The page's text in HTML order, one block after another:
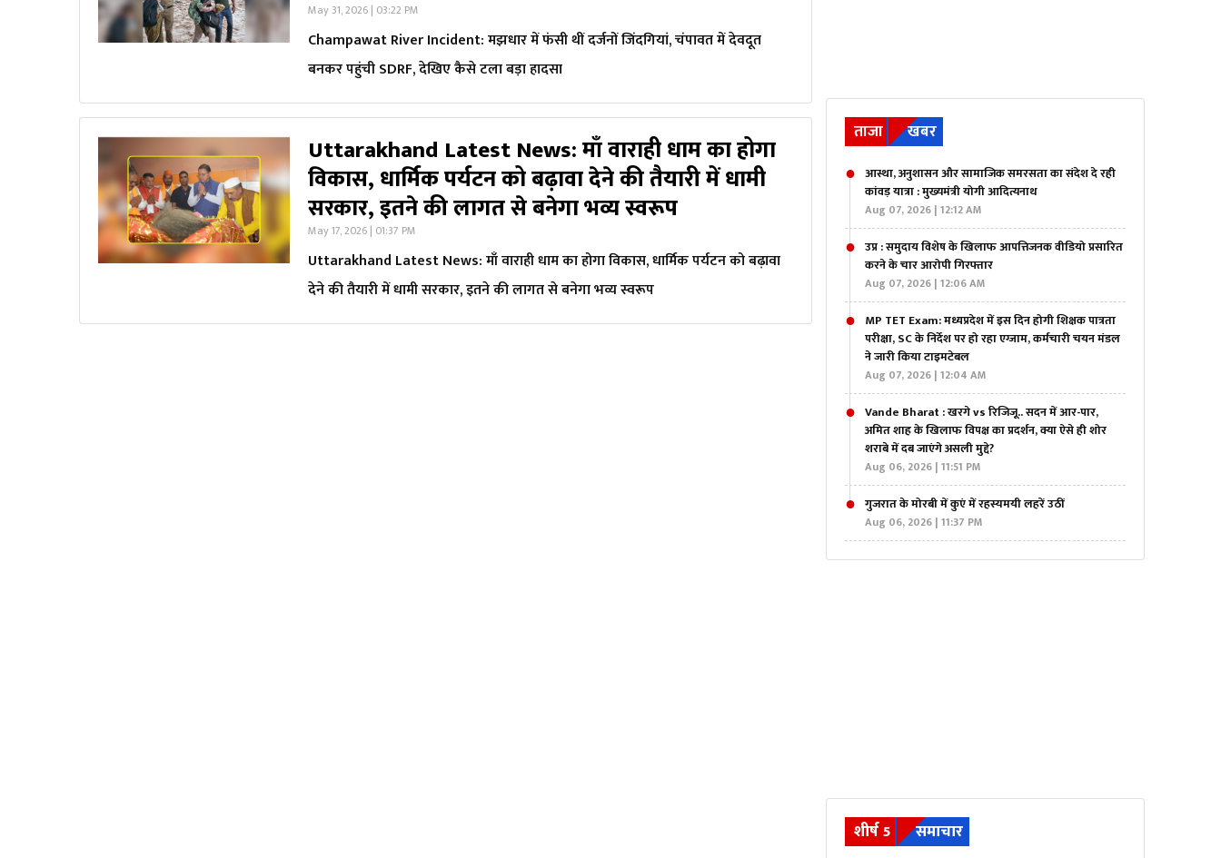
May 31, 2026 | 03:22 PM
Champawat River Incident: मझधार में फंसी थीं दर्जनों जिंदगियां, चंपावत में देवदूत
बनकर पहुंची SDRF, देखिए कैसे टला बड़ा हादसा
Uttarakhand Latest News: माँ वाराही धाम का होगा
विकास, धार्मिक पर्यटन को बढ़ावा देने की तैयारी में धामी
सरकार, इतने की लागत से बनेगा भव्य स्वरूप
May 17, 2026 | 01:37 PM
Uttarakhand Latest News: माँ वाराही धाम का होगा विकास, धार्मिक पर्यटन को बढ़ावा
देने की तैयारी में धामी सरकार, इतने की लागत से बनेगा भव्य स्वरूप
ताजा खबर
आस्था, अनुशासन और सामाजिक समरसता का संदेश दे रही
कांवड़ यात्रा : मुख्यमंत्री योगी आदित्यनाथ
Aug 07, 2026 | 12:12 AM
उप्र : समुदाय विशेष के खिलाफ आपत्तिजनक वीडियो प्रसारित
करने के चार आरोपी गिरफ्तार
Aug 07, 2026 | 12:06 AM
MP TET Exam: मध्यप्रदेश में इस दिन होगी शिक्षक पात्रता
परीक्षा, SC के निर्देश पर हो रहा एग्जाम, कर्मचारी चयन मंडल
ने जारी किया टाइमटेबल
Aug 07, 2026 | 12:04 AM
Vande Bharat : खरगे vs रिजिजू.. सदन में आर-पार,
अमित शाह के खिलाफ विपक्ष का प्रदर्शन, क्या ऐसे ही शोर
शराबे में दब जाएंगे असली मुद्दे?
Aug 06, 2026 | 11:51 PM
गुजरात के मोरबी में कुएं में रहस्यमयी लहरें उठीं
Aug 06, 2026 | 11:37 PM
शीर्ष 5 समाचार